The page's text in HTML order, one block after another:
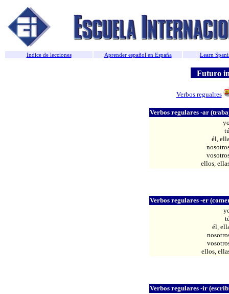
Indice de lecciones Aprender español en España Learn
Futuro
Verbos regualres
Verbos regulares -ar
él,
ellos,
Verbos regulares -er
él,
ellos,
Verbos regulares -ir